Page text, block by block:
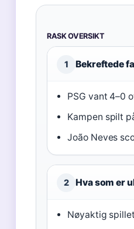
RASK OVERSIKT
1 Bekreftede
PSG vant 4–0
Kampen spilt
João Neves
2 Hva som er
Nøyaktig